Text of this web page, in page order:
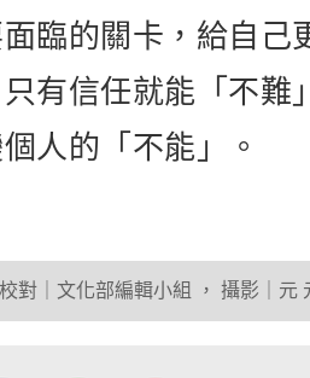
臨的關卡，給自己
有信任就能「不難
個人的「不能」。
校對｜文化部編輯小組 ， 攝影｜元